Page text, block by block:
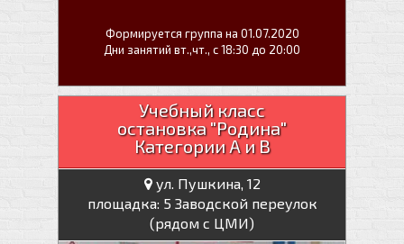
Формируется группа на 01.07.2020
Дни занятий вт.,чт., с 18:30 до 20:00
Учебный класс
остановка "Родина"
Категории А и В
ул. Пушкина, 12
площадка: 5 Заводской переулок
(рядом с ЦМИ)